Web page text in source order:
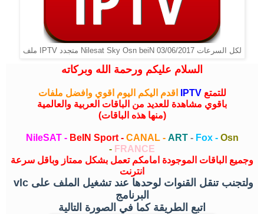
ملف IPTV متجدد Nilesat Sky Osn beiN لكل السرعات 03/06/2017
السلام عليكم ورحمة الله وبركاته
IPTV للتمتع
باقوي مشاهدة للعديد من الباقات العربية والعالمية
(منها هذه الباقات)
NileSAT - BeIN Sport - CANAL - ART- Fox - Osn
- FRANCE
وجميع الباقات الموجودة امامكم تعمل بشكل ممتاز وباقل سرعة
انترنت
vlc ولتجنب تنقل القنوات لوحدها عند تشغيل الملف على
البرنامج
اتبع الطريقة كما في الصورة التالية